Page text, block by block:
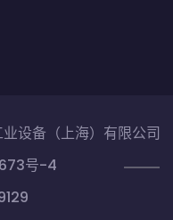
设备（上海）有限公司
号-4